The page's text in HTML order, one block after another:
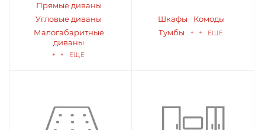
Прямые диваны
Угловые диваны
Малогабаритные
диваны
+ + ЕЩЕ
Шкафы
Комоды
Тумбы
+ + ЕЩЕ